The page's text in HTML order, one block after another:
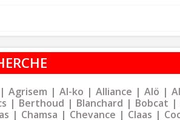
Agrisem Al-ko Alliance Alö
Berthoud Blanchard Bobcat
Chamsa Chevance Claas